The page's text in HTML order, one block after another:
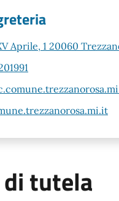
Aprile, 1 20060
tutela